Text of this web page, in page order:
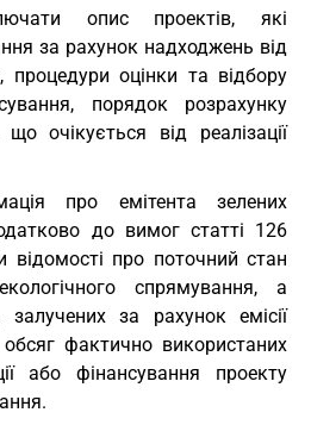
опис проектів, які
за рахунок надходжень від
процедури оцінки та відбору
порядок розрахунку
очікується від реалізації
про емітента зелених
до вимог статті 126
відомості про поточний стан
спрямування, а
за рахунок емісії
обсяг фактично використаних
або фінансування проекту